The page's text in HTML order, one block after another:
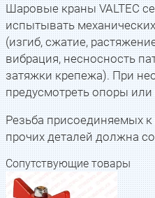
Шаровые краны VALTEC
испытывать
(изгиб, сжатие,
вибрация, несносность
затяжки крепежа). При
предусмотреть опоры
Резьба присоединяемых
прочих деталей должна
Сопутствующие товары